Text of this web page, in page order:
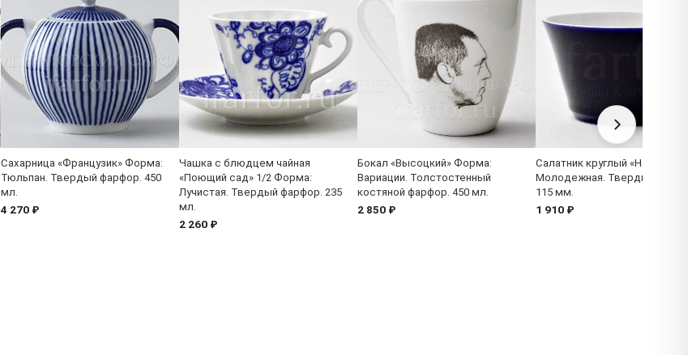
Сахарница «Французик» Форма:
Тюльпан. Твердый фарфор. 450
мл.
4 270 ₽
Чашка с блюдцем чайная
«Поющий сад» 1/2 Форма:
Лучистая. Твердый фарфор. 235
мл.
2 260 ₽
Бокал «Высоцкий» Форма:
Вариации. Толстостенный
костяной фарфор. 450 мл.
2 850 ₽
Салатник круглый «Ночь»
Молодежная. Твердый
115 мм.
1 910 ₽